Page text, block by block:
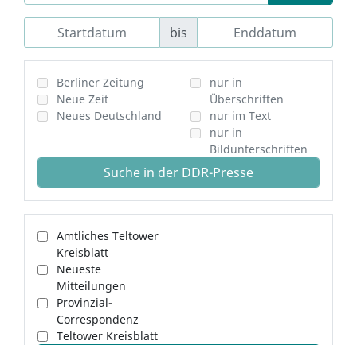
bis
Berliner Zeitung
Neue Zeit
Neues Deutschland
nur in
Überschriften
nur im Text
nur in
Bildunterschriften
Suche in der DDR-Presse
Amtliches Teltower
Kreisblatt
Neueste
Mitteilungen
Provinzial-
Correspondenz
Teltower Kreisblatt